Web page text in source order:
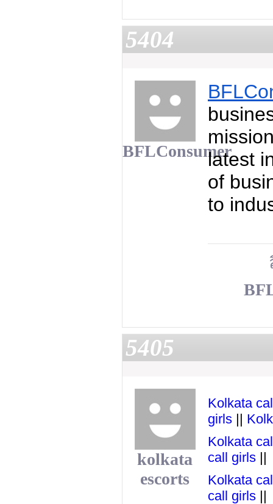
5404
BFLConsumerlatest
of
to
5405
kolkata
escorts
Kolkata
girls ||
Kolkata
call girls ||
Kolkata
call girls ||